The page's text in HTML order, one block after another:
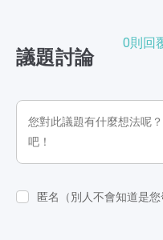
議題討論
0則回
匿名（別人不會知道是